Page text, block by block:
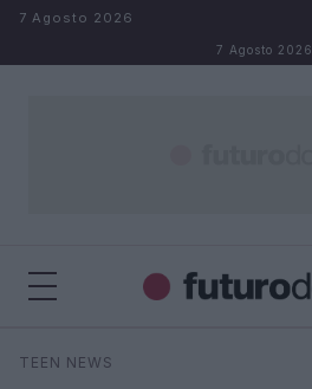
Salta al contenuto
7 Agosto 2026
7 Agosto 2026
Cerca
TEEN NEWS